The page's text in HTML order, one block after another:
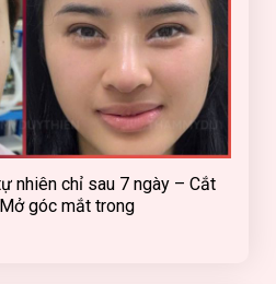
nhiên chỉ sau 7 ngày – Cắt
góc mắt trong